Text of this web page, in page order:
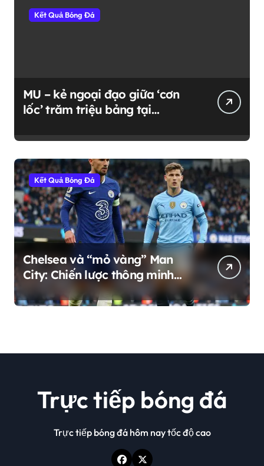
Kết Quả Bóng Đá
MU – kẻ ngoại đạo giữa ‘cơn
lốc’ trăm triệu bảng tại
Kết Quả Bóng Đá
Chelsea và “mỏ vàng” Man
City: Chiến lược thông minh
hay sự phụ thuộc nguy hiểm?
Trực tiếp bóng đá
Trực tiếp bóng đá hôm nay tốc độ cao